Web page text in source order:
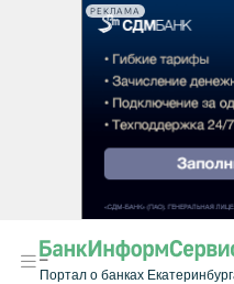
РЕКЛАМА
Портал о банках